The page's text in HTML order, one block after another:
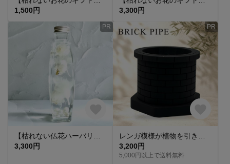
1,500円
3,300円
PR
3,300円
PR
3,200円
5,000円以上で送料無料